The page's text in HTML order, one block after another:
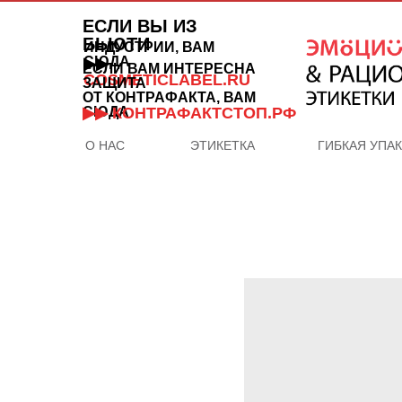
О НАС ЭТИКЕТКА ГИБКАЯ
ИНДУСТРИИ, ВАМ
СЮДА
ЕСЛИ ВЫ ИЗ
БЬЮТИ
▶▶
COSMETICLABEL.RU
ЕСЛИ ВАМ ИНТЕРЕСНА
ЗАЩИТА
ОТ КОНТРАФАКТА, ВАМ
СЮДА
▶▶ КОНТРАФАКТСТОП.РФ